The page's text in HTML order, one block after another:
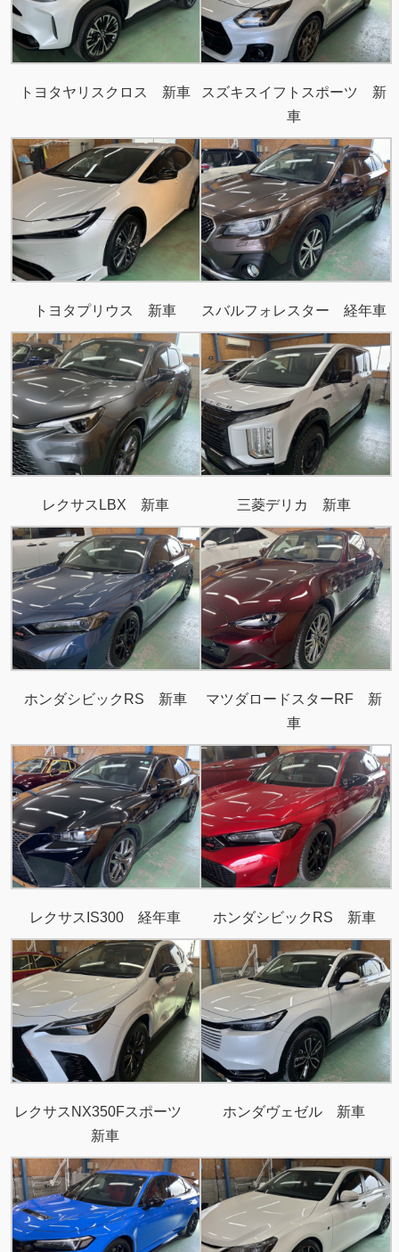
トヨタヤリスクロス 新車
スズキスイフトスポーツ 新
車
トヨタプリウス 新車 スバルフォレスター 経年車
レクサスLBX 新車 三菱デリカ 新車
ホンダシビックRS 新車
マツダロードスターRF 新
車
レクサスIS300 経年車 ホンダシビックRS 新車
レクサスNX350Fスポーツ
新車
ホンダヴェゼル 新車